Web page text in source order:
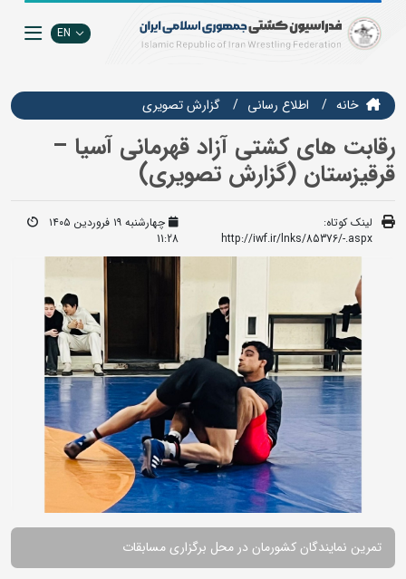
EN
خانه اطلاع رسانی گزارش تصويري
رقابت های کشتی آزاد قهرمانی آسیا –
قرقیزستان (گزارش تصویری)
لینک کوتاه:
http://iwf.ir/lnks/85376/-.aspx
چهارشنبه ۱۹ فروردین ۱۴۰۵
11:28
تمرین نمایندگان کشورمان در محل برگزاری مسابقات